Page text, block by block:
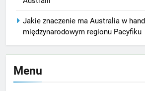
Jakie znaczenie ma Australia w
międzynarodowym regionu Pacyfiku
Menu